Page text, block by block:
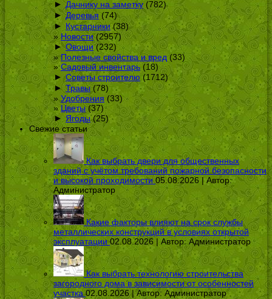
► Дачнику на заметку (782)
► Деревья (74)
► Кустарники(38)
Новости(2957)
► Овощи(232)
Полезные свойства и вред(33)
Садовый инвентарь (18)
► Советы строителю (1712)
► Травы(78)
Удобрения (33)
Цветы(37)
► Ягоды(25)
Свежие статьи
Как выбрать двери для общественных
зданий с учётом требований пожарной безопасности
и высокой проходимости 05.08.2026 | Автор:
Администратор
Какие факторы влияют на срок службы
металлических конструкций в условиях открытой
эксплуатации 02.08.2026 | Автор:Администратор
Как выбрать технологию строительства
загородного дома в зависимости от особенностей
участка 02.08.2026 | Автор: Администратор